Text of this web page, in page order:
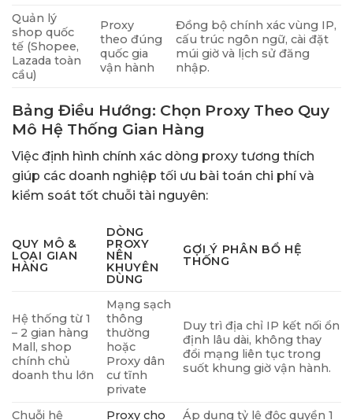
Quản lý
shop quốc
tế (Shopee,
Lazada toàn
cầu)
Proxy
theo đúng
quốc gia
vận hành
Đồng bộ chính xác vùng IP,
cấu trúc ngôn ngữ, cài đặt
múi giờ và lịch sử đăng
nhập.
Bảng Điều Hướng: Chọn Proxy Theo Quy
Mô Hệ Thống Gian Hàng
Việc định hình chính xác dòng proxy tương thích
giúp các doanh nghiệp tối ưu bài toán chi phí và
kiểm soát tốt chuỗi tài nguyên:
QUY MÔ &
LOẠI GIAN
HÀNG
DÒNG
PROXY
NÊN
KHUYÊN
DÙNG
GỢI Ý PHÂN BỔ HỆ
THỐNG
Hệ thống từ 1
– 2 gian hàng
Mall, shop
chính chủ
doanh thu lớn
Mạng sạch
thông
thường
hoặc
Proxy dân
cư tĩnh
private
Duy trì địa chỉ IP kết nối ổn
định lâu dài, không thay
đổi mạng liên tục trong
suốt khung giờ vận hành.
Chuỗi hệ
Proxy cho
Áp dụng tỷ lệ độc quyền 1